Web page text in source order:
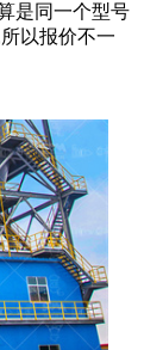
是同一个型号
以报价不一